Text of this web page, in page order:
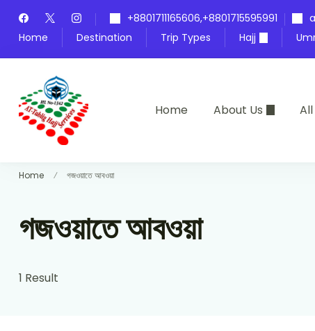
+8801711165606,+8801715595991
Home
Destination Trip Types Hajj
At-Tablig Hajj Services
Home About Us
Home গজওয়াতে আবওয়া
গজওয়াতে আবওয়া
1 Result